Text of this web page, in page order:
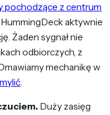
pochodzące z centrum
aktywnie
Żaden sygnał nie
odbiorczych, z
mechanikę w
.
Duży zasięg